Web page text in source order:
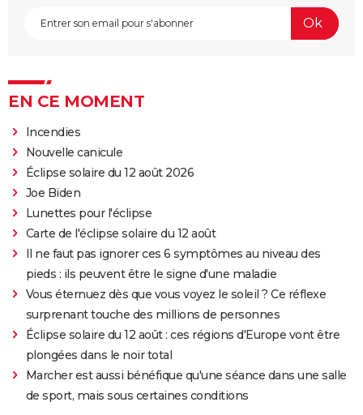
EN CE MOMENT
Incendies
Nouvelle canicule
Éclipse solaire du 12 août 2026
Joe Biden
Lunettes pour l'éclipse
Carte de l'éclipse solaire du 12 août
Il ne faut pas ignorer ces 6 symptômes au niveau des
pieds : ils peuvent être le signe d'une maladie
Vous éternuez dès que vous voyez le soleil ? Ce réflexe
surprenant touche des millions de personnes
Éclipse solaire du 12 août : ces régions d'Europe vont être
plongées dans le noir total
Marcher est aussi bénéfique qu'une séance dans une salle
de sport, mais sous certaines conditions